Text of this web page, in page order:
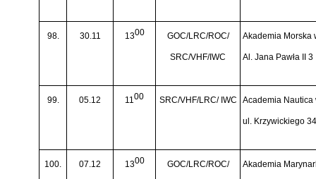
98. 30.11 1300 GOC/LRC/ROC/
SRC/VHF/IWC
Akademia Morska
Al. Jana Pawła II 3
99. 05.12 11 00 SRC/VHF/LRC/ IWC Academia Nautica
ul. Krzywickiego 34
100. 07.12 1300 GOC/LRC/ROC/ Akademia